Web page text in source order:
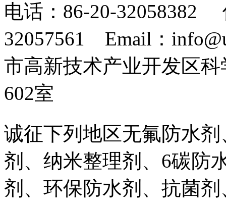
电话：86-20-32058382
32057561 Email：
市高新技术产业开发区
602室
诚征下列地区无氟防水
剂、纳米整理剂、6碳防
剂、环保防水剂、抗菌